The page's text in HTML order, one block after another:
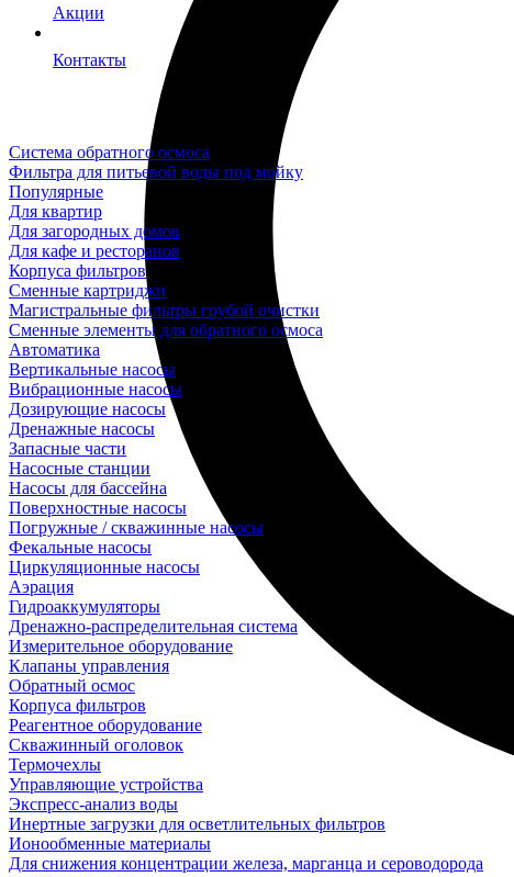
Акции
Контакты
Система обратного осмоса
Фильтра для питьевой воды под мойку
Популярные
Для квартир
Для загородных домов
Для кафе и ресторанов
Корпуса фильтров
Сменные картриджи
Магистральные фильтры грубой очистки
Сменные элементы для обратного осмоса
Автоматика
Вертикальные насосы
Вибрационные насосы
Дозирующие насосы
Дренажные насосы
Запасные части
Насосные станции
Насосы для бассейна
Поверхностные насосы
Погружные / скважинные насосы
Фекальные насосы
Циркуляционные насосы
Аэрация
Гидроаккумуляторы
Дренажно-распределительная система
Измерительное оборудование
Клапаны управления
Обратный осмос
Корпуса фильтров
Реагентное оборудование
Скважинный оголовок
Термочехлы
Управляющие устройства
Экспресс-анализ воды
Инертные загрузки для осветлительных фильтров
Ионообменные материалы
Для снижения концентрации железа, марганца и сероводорода